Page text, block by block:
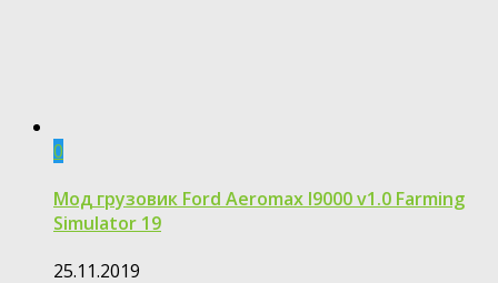
0
Мод грузовик Ford Aeromax l9000 v1.0 Farming
Simulator 19
25.11.2019